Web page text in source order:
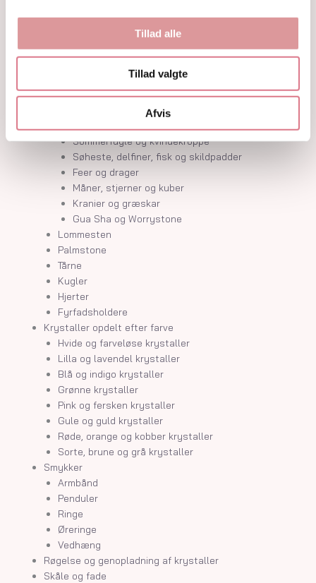
Tillad alle
Tillad valgte
Afvis
Guides
Kontakt
Krystaller
Sommerfugle og kvindekroppe
Søheste, delfiner, fisk og skildpadder
Feer og drager
Måner, stjerner og kuber
Kranier og græskar
Gua Sha og Worrystone
Lommesten
Palmstone
Tårne
Kugler
Hjerter
Fyrfadsholdere
Krystaller opdelt efter farve
Hvide og farveløse krystaller
Lilla og lavendel krystaller
Blå og indigo krystaller
Grønne krystaller
Pink og fersken krystaller
Gule og guld krystaller
Røde, orange og kobber krystaller
Sorte, brune og grå krystaller
Smykker
Armbånd
Penduler
Ringe
Øreringe
Vedhæng
Røgelse og genopladning af krystaller
Skåle og fade